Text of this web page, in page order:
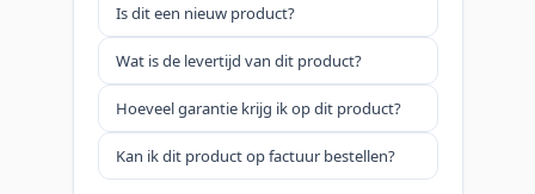
Is dit een nieuw product?
Wat is de levertijd van dit product?
Hoeveel garantie krijg ik op dit product?
Kan ik dit product op factuur bestellen?